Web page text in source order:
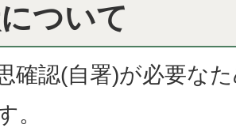
ついて
確認(自署)が必要な
。